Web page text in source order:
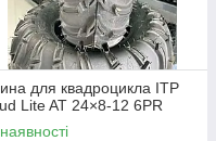
для квадроцикла ITP
Lite AT 24×8-12 6PR